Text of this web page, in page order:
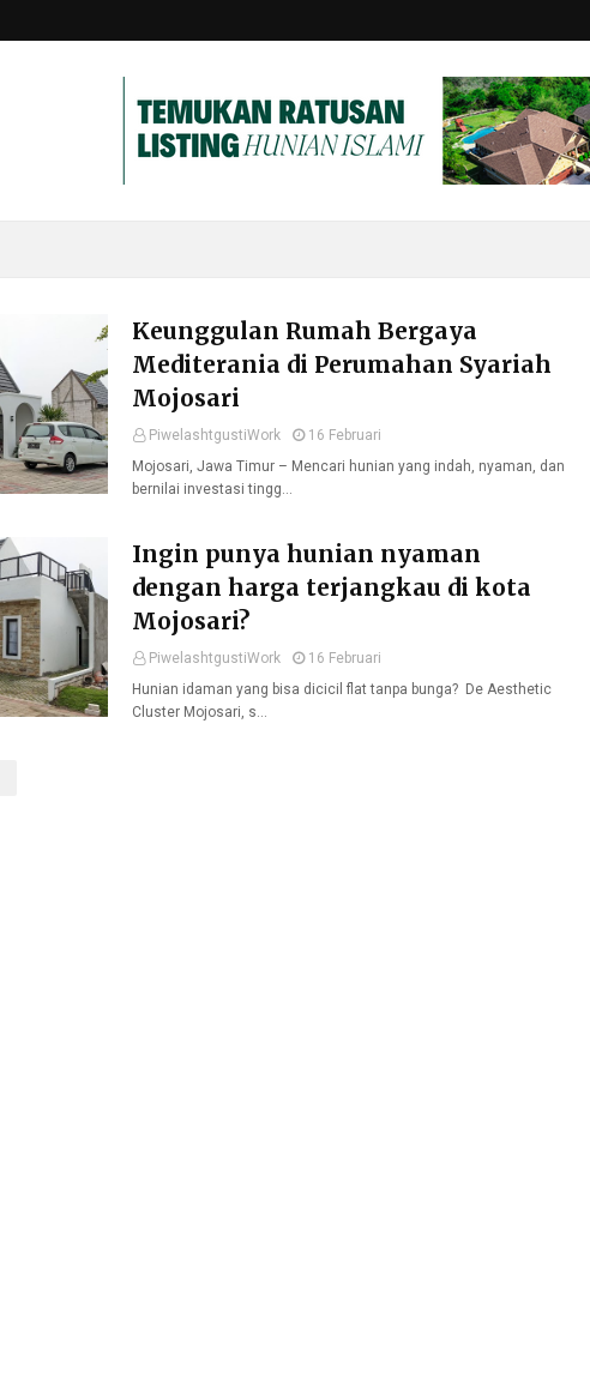
Keunggulan Rumah Bergaya
Mediterania di Perumahan Syariah
Mojosari
PiwelashtgustiWork
16 Februari
Mojosari, Jawa Timur – Mencari hunian yang indah, nyaman, dan
bernilai investasi tingg…
Ingin punya hunian nyaman
dengan harga terjangkau di kota
Mojosari?
PiwelashtgustiWork
16 Februari
Hunian idaman yang bisa dicicil flat tanpa bunga? De Aesthetic
Cluster Mojosari, s…